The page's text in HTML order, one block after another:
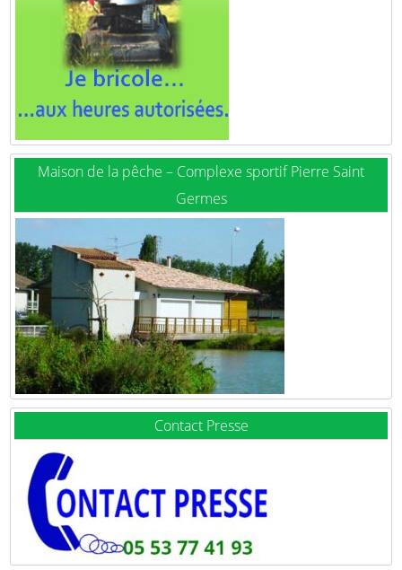
Maison de la pêche – Complexe sportif Pierre Saint
Germes
Contact Presse